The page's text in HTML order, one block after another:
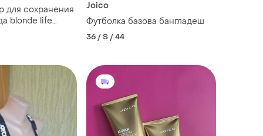
для сохранения
blonde life
joico
Joico
Футболка базова бангладеш
36 / S / 44